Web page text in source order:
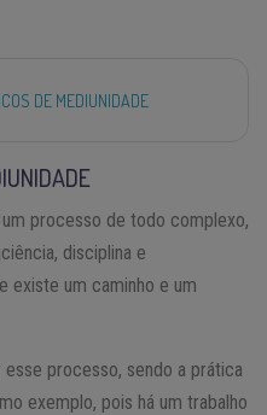
DE MEDIUNIDADE
processo de todo complexo,
disciplina e
existe um caminho e um
processo, sendo a prática
exemplo, pois há um trabalho